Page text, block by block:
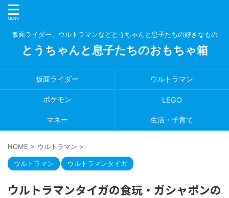
仮面ライダー、ウルトラマンなどとうちゃんと息子たちの好きなもの
とうちゃんと息子たちのおもちゃ箱
仮面ライダー ウルトラマン
ポケモン LEGO
マネー 生活・子育て
HOME > ウルトラマン >
ウルトラマン ウルトラマンタイガ
ウルトラマンタイガの食玩・ガシャポンの